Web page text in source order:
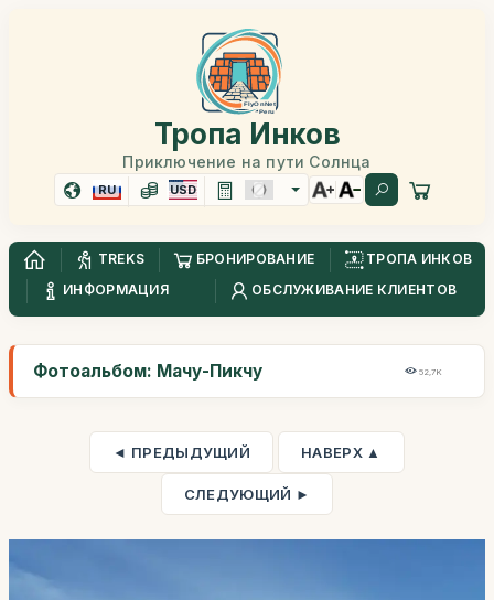
Тропа Инков
Приключение на пути Солнца
RU USD
TREKS БРОНИРОВАНИЕ
ТРОПА ИНКОВ
ИНФОРМАЦИЯ
ОБСЛУЖИВАНИЕ КЛИЕНТОВ
Фотоальбом: Мачу-Пикчу 52,7K
◄ ПРЕДЫДУЩИЙ НАВЕРХ ▲
СЛЕДУЮЩИЙ ►